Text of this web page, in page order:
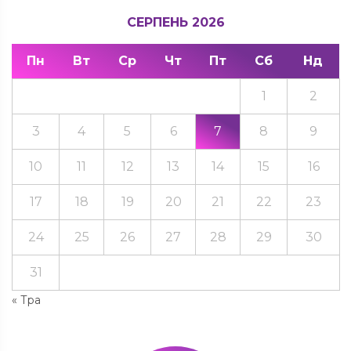
СЕРПЕНЬ 2026
Пн Вт Ср Чт Пт Сб Нд
« Тра
1 2
3 4 5 6 7 8 9
10 11 12 13 14 15 16
17 18 19 20 21 22 23
24 25 26 27 28 29 30
31